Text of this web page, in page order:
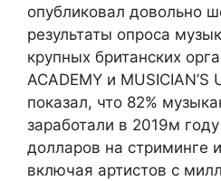
опубликовал довольно
результаты опроса
крупных британских
ACADEMY и MUSICIAN’S
показал, что 82%
заработали в 2019м
долларов на стриминге
включая артистов с